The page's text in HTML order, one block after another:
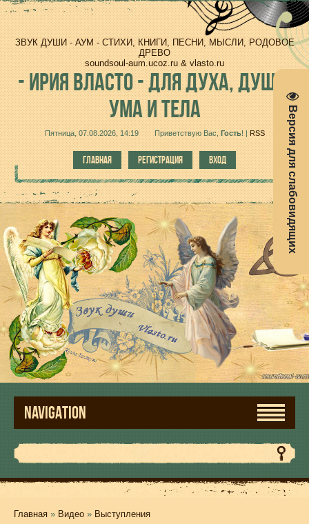
Версия для слабовидящих
ЗВУК ДУШИ - АУМ - СТИХИ, КНИГИ, ПЕСНИ, МЫСЛИ, РОДОВОЕ
ДРЕВО
soundsoul-aum.ucoz.ru & vlasto.ru
-ИРИЯ ВЛАСТО - ДЛЯ ДУХА, ДУШИ,
УМА И ТЕЛА
Пятница, 07.08.2026, 14:19 Приветствую Вас Гость!| RSS
ГЛАВНАЯ РЕГИСТРАЦИЯ ВХОД
NAVIGATION
Главная » Видео » Выступления